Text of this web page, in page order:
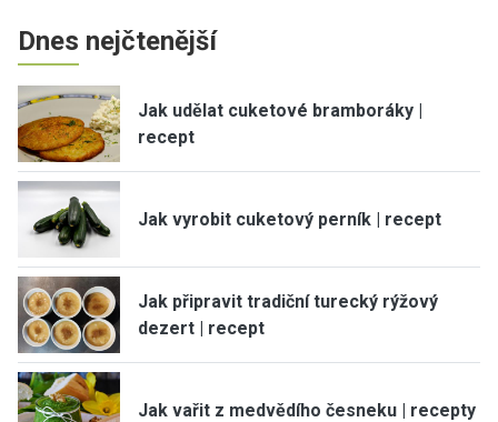
Dnes nejčtenější
Jak udělat cuketové bramboráky |
recept
Jak vyrobit cuketový perník | recept
Jak připravit tradiční turecký rýžový
dezert | recept
Jak vařit z medvědího česneku | recepty